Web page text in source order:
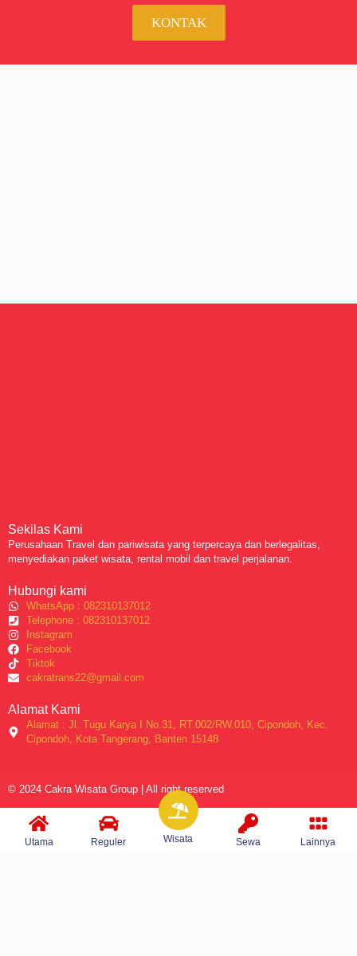
KONTAK
Sekilas Kami
Perusahaan Travel dan pariwisata yang terpercaya dan berlegalitas,
menyediakan paket wisata, rental mobil dan travel perjalanan.
Hubungi kami
WhatsApp : 082310137012
Telephone : 082310137012
Instagram
Facebook
Tiktok
cakratrans22@gmail.com
Alamat Kami
Alamat : Jl. Tugu Karya I No.31, RT.002/RW.010, Cipondoh, Kec.
Cipondoh, Kota Tangerang, Banten 15148
© 2024 Cakra Wisata Group | All right reserved
Utama Reguler Wisata Sewa Lainnya